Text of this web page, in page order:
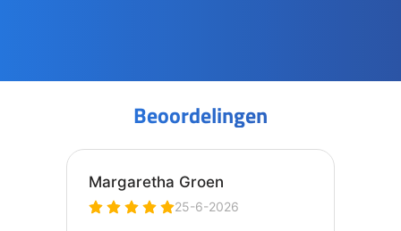
Beoordelingen